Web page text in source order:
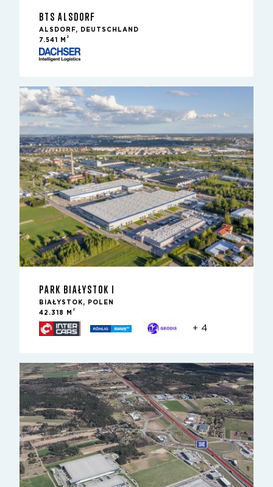
BTS ALSDORF
ALSDORF, DEUTSCHLAND
7.541 M
2
PARK BIAŁYSTOK I
BIAŁYSTOK, POLEN
42.318 M
2
+ 4